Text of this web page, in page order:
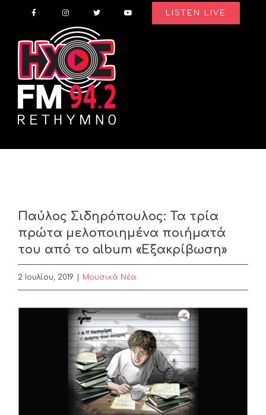
content
LISTEN LIVE
Παύλος Σιδηρόπουλος: Τα τρία
πρώτα μελοποιημένα ποιήματά
του από το album «Εξακρίβωση»
2 Ιουλίου, 2019 Μουσικά Νέα